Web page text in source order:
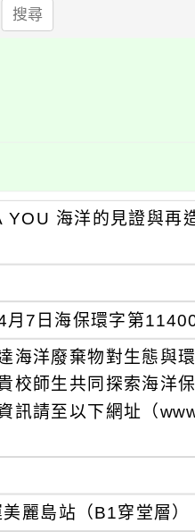
搜尋
海洋的見證與再
7日海保環字第
海洋廢棄物對生態與
校師生共同探索海洋
訊請至以下網址（
麗島站（B1穿堂層）